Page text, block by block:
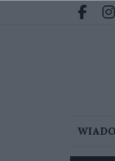
Przejdź do głównych
Przejdź do głównego